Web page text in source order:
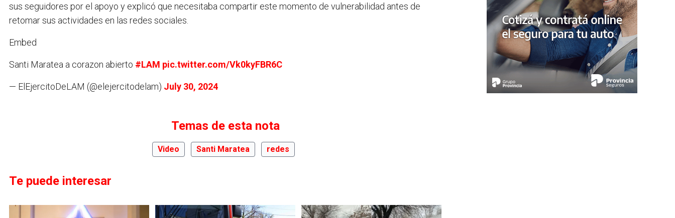
sus seguidores por el apoyo y explicó que necesitaba compartir este momento de vulnerabilidad antes de
retomar sus actividades en las redes sociales.
Embed
Santi Maratea a corazon abierto #LAM pic.twitter.com/Vk0kyFBR6C
— ElEjercitoDeLAM (@elejercitodelam) July 30, 2024
Temas de esta nota
Video Santi Maratea redes
Te puede interesar